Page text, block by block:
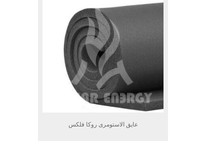
عایق الاستومری روکا فلکس